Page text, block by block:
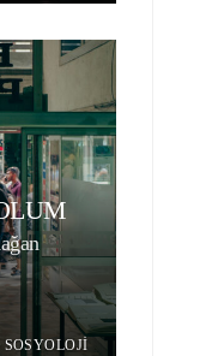
SOSYOLOJI